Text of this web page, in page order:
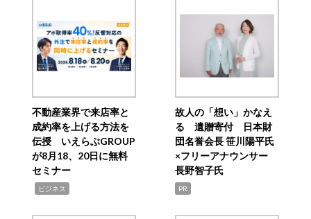
不動産業界で来店率と
成約率を上げる方法を
伝授 いえらぶGROUP
が8月18、20日に無料
セミナー
ビジネス
故人の「想い」かなえ
る 遺贈寄付 日本財
団名誉会長 笹川陽平氏
×フリーアナウンサー
長野智子氏
PR